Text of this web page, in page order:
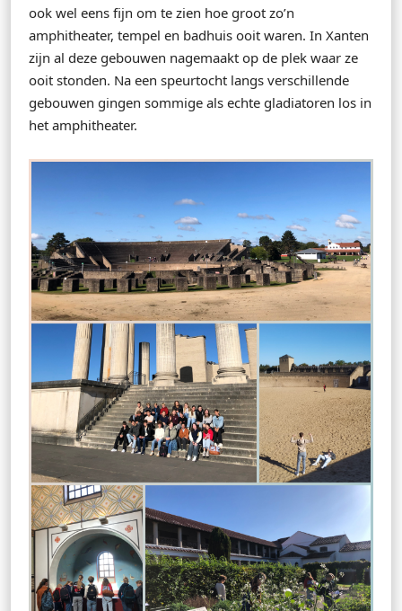
ook wel eens fijn om te zien hoe groot zo’n
amphitheater, tempel en badhuis ooit waren. In Xanten
zijn al deze gebouwen nagemaakt op de plek waar ze
ooit stonden. Na een speurtocht langs verschillende
gebouwen gingen sommige als echte gladiatoren los in
het amphitheater.